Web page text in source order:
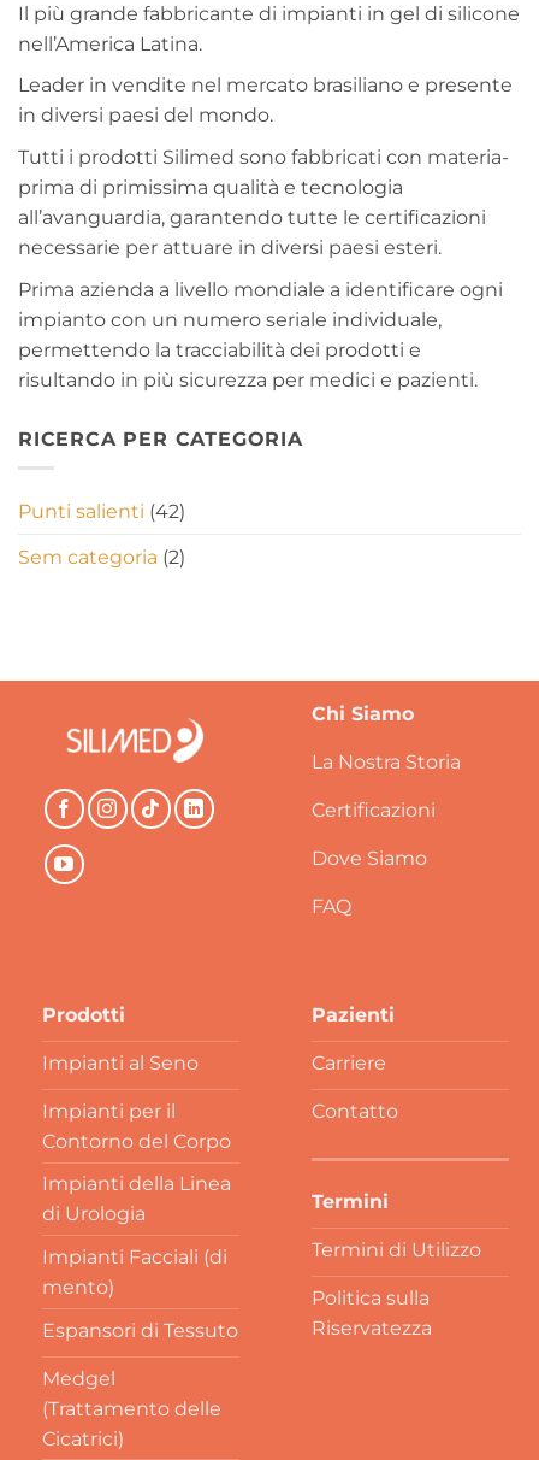
Il più grande fabbricante di impianti in gel di silicone
nell’America Latina.
Leader in vendite nel mercato brasiliano e presente
in diversi paesi del mondo.
Tutti i prodotti Silimed sono fabbricati con materia-
prima di primissima qualità e tecnologia
all’avanguardia, garantendo tutte le certificazioni
necessarie per attuare in diversi paesi esteri.
Prima azienda a livello mondiale a identificare ogni
impianto con un numero seriale individuale,
permettendo la tracciabilità dei prodotti e
risultando in più sicurezza per medici e pazienti.
RICERCA PER CATEGORIA
Punti salienti (42)
Sem categoria (2)
Chi Siamo
La Nostra Storia
Certificazioni
Dove Siamo
FAQ
Prodotti
Impianti al Seno
Impianti per il
Contorno del Corpo
Impianti della Linea
di Urologia
Impianti Facciali (di
mento)
Espansori di Tessuto
Medgel
(Trattamento delle
Cicatrici)
Pazienti
Carriere
Contatto
Termini
Termini di Utilizzo
Politica sulla
Riservatezza